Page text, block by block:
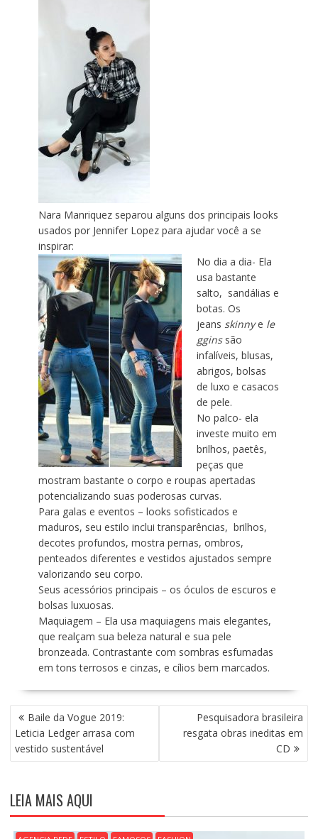
Nara Manriquez separou alguns dos principais looks
usados por Jennifer Lopez para ajudar você a se
inspirar:
No dia a dia- Ela
usa bastante
salto, sandálias e
botas. Os
jeans skinnye le
gginssão
infalíveis, blusas,
abrigos, bolsas
de luxo e casacos
de pele.
No palco- ela
investe muito em
brilhos, paetês,
peças que
mostram bastante o corpo e roupas apertadas
potencializando suas poderosas curvas.
Para galas e eventos – looks sofisticados e
maduros, seu estilo inclui transparências, brilhos,
decotes profundos, mostra pernas, ombros,
penteados diferentes e vestidos ajustados sempre
valorizando seu corpo.
Seus acessórios principais – os óculos de escuros e
bolsas luxuosas.
Maquiagem – Ela usa maquiagens mais elegantes,
que realçam sua beleza natural e sua pele
bronzeada. Contrastante com sombras esfumadas
em tons terrosos e cinzas, e cílios bem marcados.
N
A
V
E
A
Ç
Ã
Baile da Vogue 2019:
Leticia Ledger arrasa com
vestido sustentável
Pesquisadora brasileira
resgata obras ineditas em
CD
LEIA MAIS AQUI